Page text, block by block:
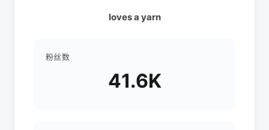
loves a yarn
粉丝数
41.6K